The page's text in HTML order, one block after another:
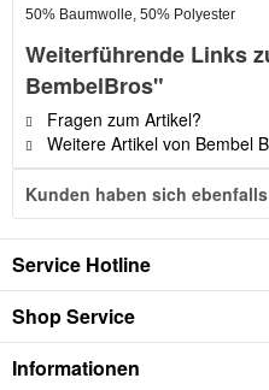
50% Baumwolle, 50% Polyester
Weiterführende Links
BembelBros"
Fragen zum Artikel?
Weitere Artikel von Bembel
Kunden haben sich
Service Hotline
Shop Service
Informationen